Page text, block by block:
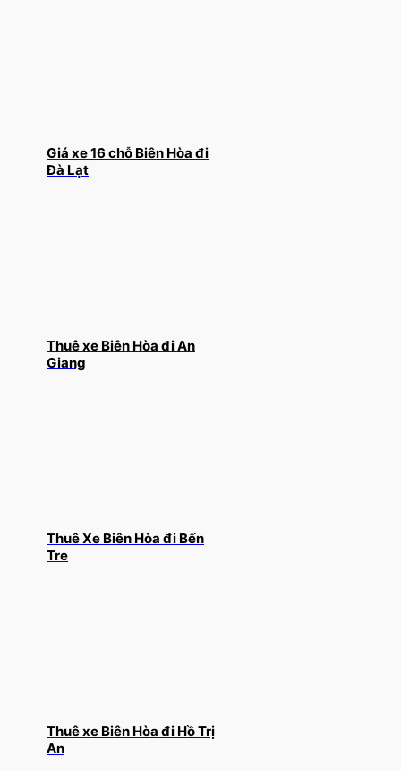
Giá xe 16 chỗ Biên Hòa đi
Đà Lạt
Thuê xe Biên Hòa đi An
Giang
Thuê Xe Biên Hòa đi Bến
Tre
Thuê xe Biên Hòa đi Hồ Trị
An